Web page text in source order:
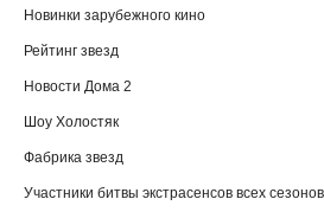
Новинки зарубежного кино
Рейтинг звезд
Новости Дома 2
Шоу Холостяк
Фабрика звезд
Участники битвы экстрасенсов всех сезонов